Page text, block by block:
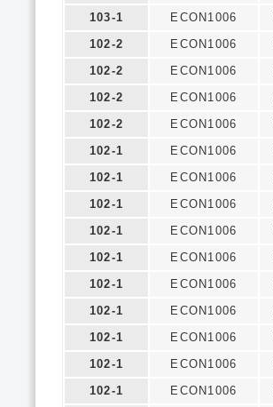
103-1 ECON1006
102-2
ECON1006
102-2
ECON1006
102-2
ECON1006
102-2
ECON1006
102-1
ECON1006
102-1
ECON1006
102-1
ECON1006
102-1
ECON1006
102-1
ECON1006
102-1
ECON1006
102-1
ECON1006
102-1
ECON1006
102-1
ECON1006
102-1
ECON1006